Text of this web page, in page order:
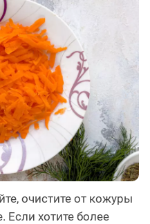
очистите от кожуры
Если хотите более